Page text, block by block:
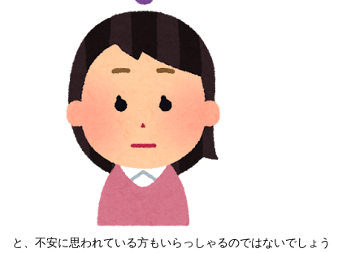
と、不安に思われている方もいらっしゃるのではないでしょう